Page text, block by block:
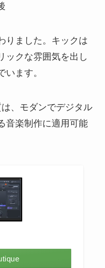
りました。キックは
ックな雰囲気を出し
ます。
、モダンでデジタル
音楽制作に適用可能